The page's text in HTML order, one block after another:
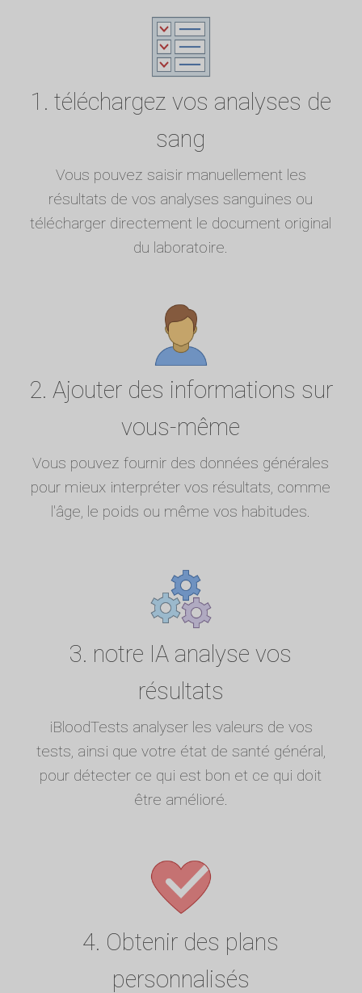
1. téléchargez vos analyses de
sang
Vous pouvez saisir manuellement les
résultats de vos analyses sanguines ou
télécharger directement le document original
du laboratoire.
2. Ajouter des informations sur
vous-même
Vous pouvez fournir des données générales
pour mieux interpréter vos résultats, comme
l'âge, le poids ou même vos habitudes.
3. notre IA analyse vos
résultats
iBloodTests analyser les valeurs de vos
tests, ainsi que votre état de santé général,
pour détecter ce qui est bon et ce qui doit
être amélioré.
4. Obtenir des plans
personnalisés